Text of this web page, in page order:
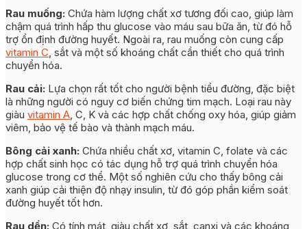
Rau muống: Chứa hàm lượng chất xơ tương đối cao, giúp làm
chậm quá trình hấp thu glucose vào máu sau bữa ăn, từ đó hỗ
trợ ổn định đường huyết. Ngoài ra, rau muống còn cung cấp
vitamin C, sắt và một số khoáng chất cần thiết cho quá trình
chuyển hóa.
Rau cải: Lựa chọn rất tốt cho người bệnh tiểu đường, đặc biệt
là những người có nguy cơ biến chứng tim mạch. Loại rau này
giàu vitamin A, C, K và các hợp chất chống oxy hóa, giúp giảm
viêm, bảo vệ tế bào và thành mạch máu.
Bông cải xanh: Chứa nhiều chất xơ, vitamin C, folate và các
hợp chất sinh học có tác dụng hỗ trợ quá trình chuyển hóa
glucose trong cơ thể. Một số nghiên cứu cho thấy bông cải
xanh giúp cải thiện độ nhạy insulin, từ đó góp phần kiểm soát
đường huyết tốt hơn.
Rau dền: Có tính mát, giàu chất xơ, sắt, canxi và các khoáng